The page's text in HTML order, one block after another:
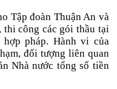
Tập đoàn Thuận An và
thi công các gói thầu tại
pháp. Hành vi của
đối tượng liên quan
Nhà nước tổng số tiền